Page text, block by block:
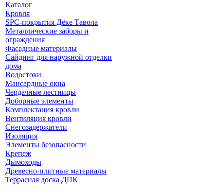
Каталог
Кровля
SPC-покрытия Дёке Тавола
Металлические заборы и
ограждения
Фасадные материалы
Сайдинг для наружной отделки
дома
Водостоки
Мансардные окна
Чердачные лестницы
Доборные элементы
Комплектация кровли
Вентиляция кровли
Снегозадержатели
Изоляция
Элементы безопасности
Крепеж
Дымоходы
Древесно-плитные материалы
Террасная доска ДПК